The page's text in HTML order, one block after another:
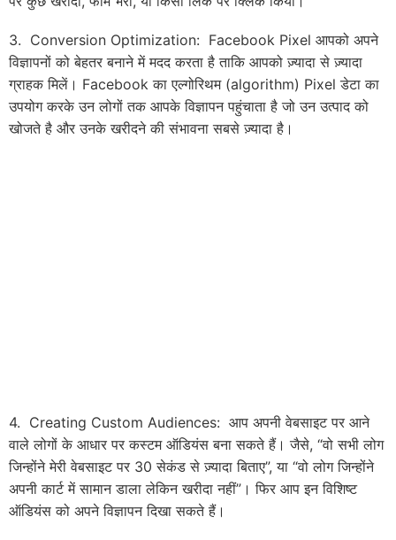
3. Conversion Optimization: Facebook Pixel आपको अपने
विज्ञापनों को बेहतर बनाने में मदद करता है ताकि आपको ज़्यादा से ज़्यादा
ग्राहक मिलें। Facebook का एल्गोरिथम (algorithm) Pixel डेटा का
उपयोग करके उन लोगों तक आपके विज्ञापन पहुंचाता है जो उन उत्पाद को
खोजते है और उनके खरीदने की संभावना सबसे ज़्यादा है।
4. Creating Custom Audiences: आप अपनी वेबसाइट पर आने
वाले लोगों के आधार पर कस्टम ऑडियंस बना सकते हैं। जैसे, “वो सभी लोग
जिन्होंने मेरी वेबसाइट पर 30 सेकंड से ज़्यादा बिताए”, या “वो लोग जिन्होंने
अपनी कार्ट में सामान डाला लेकिन खरीदा नहीं”। फिर आप इन विशिष्ट
ऑडियंस को अपने विज्ञापन दिखा सकते हैं।